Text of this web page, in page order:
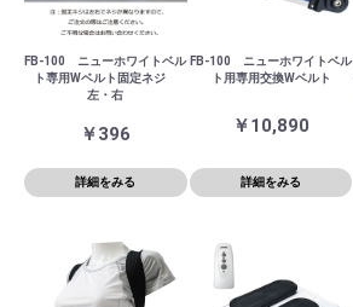
FB-100 ニューホワイトベル
ト専用Wベルト固定ネジ
左・右
￥396
詳細をみる
FB-100 ニューホワイトベル
ト用専用交換Wベルト
￥10,890
詳細をみる